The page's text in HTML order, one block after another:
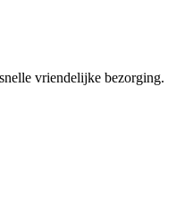
vriendelijke bezorging.